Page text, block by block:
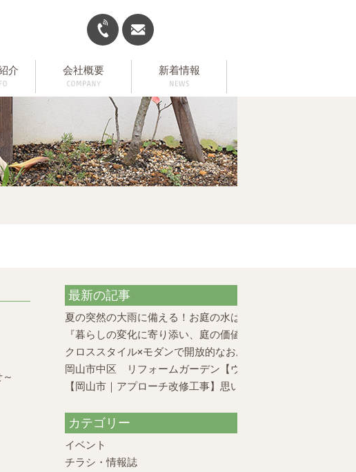
介 会社概要 新着情報
最新の記事
夏の突然の大雨に備える！お庭の水はけ対策と外構のポイント
『暮らしの変化に寄り添い、庭の価値を再構築したリフォ
クロススタイル×モダンで開放的なお庭
岡山市中区 リフォームガーデン【ウッドデッキの活かし方】
【岡山市｜アプローチ改修工事】思い出のお庭を、元の姿に
カテゴリー
イベント
チラシ・情報誌